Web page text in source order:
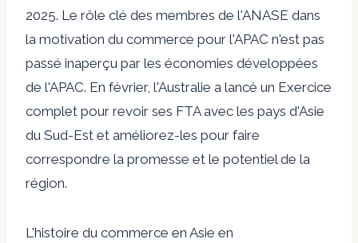
2025. Le rôle clé des membres de l'ANASE dans
la motivation du commerce pour l'APAC n'est pas
passé inaperçu par les économies développées
de l'APAC. En février, l'Australie a lancé un Exercice
complet pour revoir ses FTAavec les pays d'Asie
du Sud-Est et améliorez-les pour faire
correspondre la promesse et le potentiel de la
région.
L'histoire du commerce en Asie en